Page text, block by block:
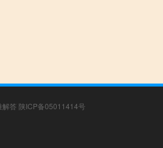
解答 陕ICP备05011414号